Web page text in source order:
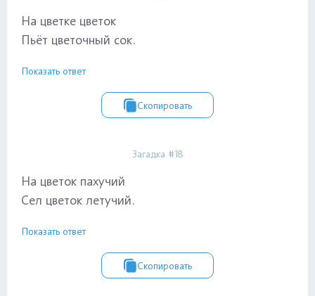
На цветке цветок
Пьёт цветочный сок.
Показать ответ
Скопировать
Загадка #18
На цветок пахучий
Сел цветок летучий.
Показать ответ
Скопировать